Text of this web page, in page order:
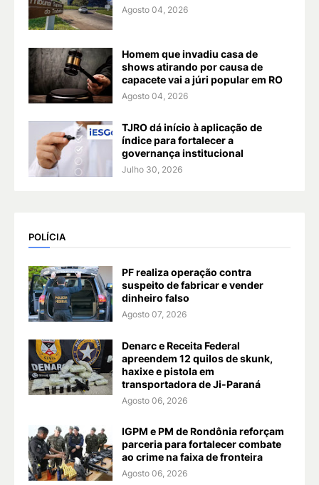
Agosto 04, 2026
Homem que invadiu casa de
shows atirando por causa de
capacete vai a júri popular em RO
Agosto 04, 2026
TJRO dá início à aplicação de
índice para fortalecer a
governança institucional
Julho 30, 2026
POLÍCIA
PF realiza operação contra
suspeito de fabricar e vender
dinheiro falso
Agosto 07, 2026
Denarc e Receita Federal
apreendem 12 quilos de skunk,
haxixe e pistola em
transportadora de Ji-Paraná
Agosto 06, 2026
IGPM e PM de Rondônia reforçam
parceria para fortalecer combate
ao crime na faixa de fronteira
Agosto 06, 2026